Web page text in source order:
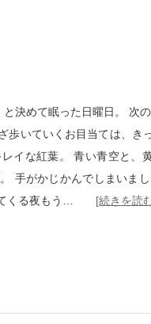
決めて眠った日曜日。 次
歩いていくお目当ては、き
イな紅葉。 青い青空と、黄
手がかじかんでしまいま
てくる夜もう… [続きを読